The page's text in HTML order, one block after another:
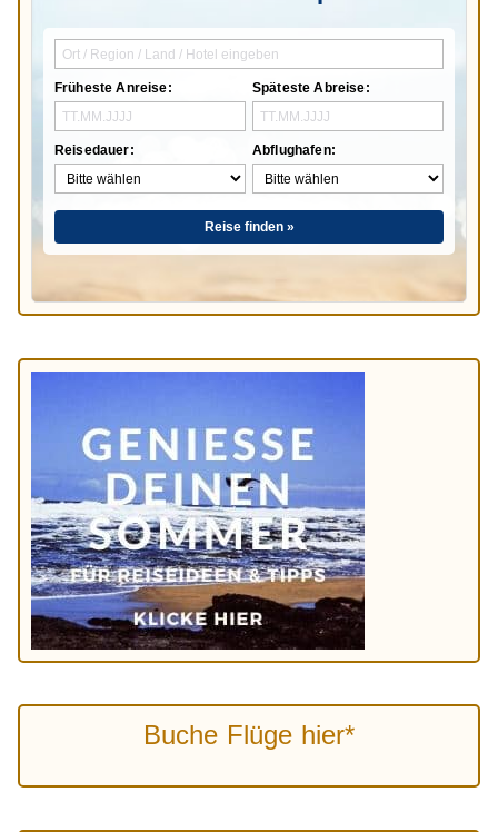
Früheste Anreise:
Reisedauer:
Späteste Abreise:
Abflughafen:
Reise finden »
Buche Flüge hier*